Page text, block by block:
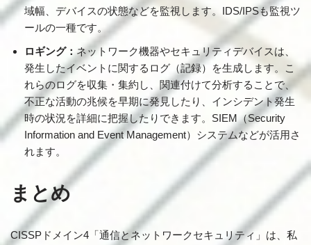
域幅、デバイスの状態などを監視します。IDS/IPSも監視ツ
ールの一種です。
ロギング： ネットワーク機器やセキュリティデバイスは、
発生したイベントに関するログ（記録）を生成します。こ
れらのログを収集・集約し、関連付けて分析することで、
不正な活動の兆候を早期に発見したり、インシデント発生
時の状況を詳細に把握したりできます。SIEM（Security
Information and Event Management）システムなどが活用さ
れます。
まとめ
CISSPドメイン4「通信とネットワークセキュリティ」は、私